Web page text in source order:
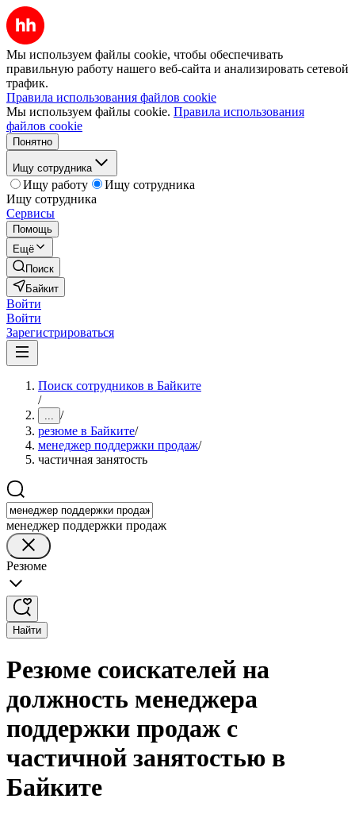
Мы используем файлы cookie, чтобы обеспечивать
правильную работу нашего веб-сайта и анализировать сетевой
трафик.
Правила использования файлов cookie
Мы используем файлы cookie. Правила использования
файлов cookie
Понятно
Ищу сотрудника
Ищу работу
Ищу сотрудника
Ищу сотрудника
Сервисы
Помощь
Ещё
Поиск
Байкит
Войти
Войти
Зарегистрироваться
Поиск сотрудников в Байките
/
... /
резюме в Байките/
менеджер поддержки продаж/
частичная занятость
менеджер поддержки продаж
Резюме
Найти
Резюме соискателей на
должность менеджера
поддержки продаж с
частичной занятостью в
Байките